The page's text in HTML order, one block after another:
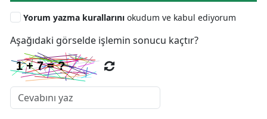
Yorum yazma kurallarını okudum ve kabul ediyorum
Aşağıdaki görselde işlemin sonucu kaçtır?